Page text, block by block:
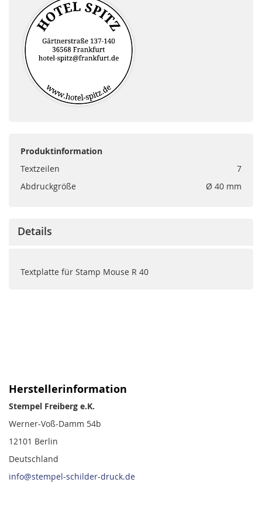
Produktinformation
Textzeilen
7
Abdruckgröße
Ø 40 mm
Details
Textplatte für Stamp Mouse R 40
Herstellerinformation
Stempel Freiberg e.K.
Werner-Voß-Damm 54b
12101 Berlin
Deutschland
info@stempel-schilder-druck.de